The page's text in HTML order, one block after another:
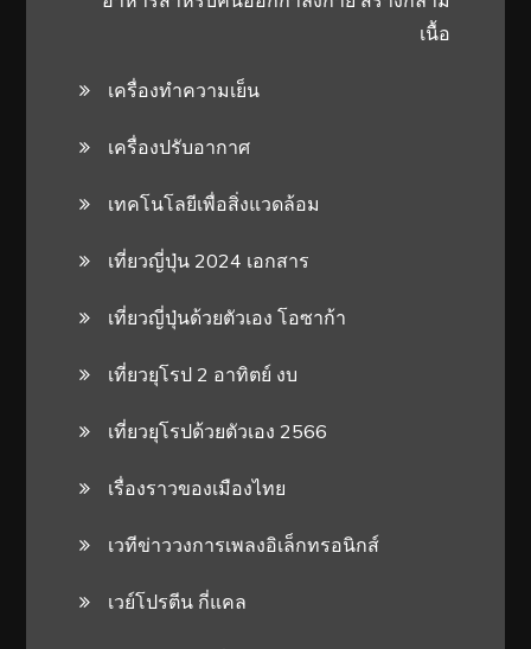
เนื้อ
เครื่องทำความเย็น
เครื่องปรับอากาศ
เทคโนโลยีเพื่อสิ่งแวดล้อม
เที่ยวญี่ปุ่น 2024 เอกสาร
เที่ยวญี่ปุ่นด้วยตัวเอง โอซาก้า
เที่ยวยุโรป 2 อาทิตย์ งบ
เที่ยวยุโรปด้วยตัวเอง 2566
เรื่องราวของเมืองไทย
เวทีข่าววงการเพลงอิเล็กทรอนิกส์
เวย์โปรตีน กี่แคล